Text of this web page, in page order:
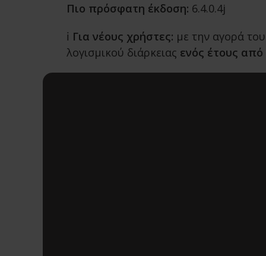
Πιο πρόσφατη έκδοση: 6.4.0.4j
ℹ️ Για νέους χρήστες: με την αγορά
λογισμικού διάρκειας ενός έτους